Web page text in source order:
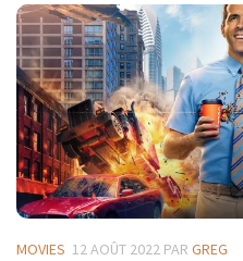
MOVIES 12 AOÛT 2022 PAR GREG